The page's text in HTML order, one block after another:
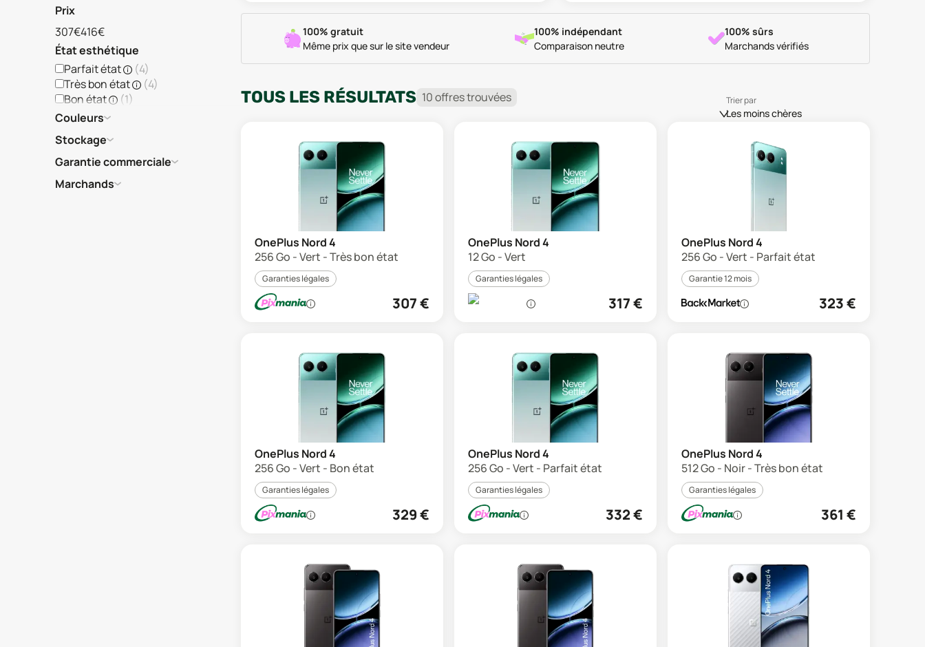
Prix
307€416€
État esthétique
Parfait état
(4)
Très bon état
(4)
Bon état
(1)
Couleurs
Stockage
Garantie commerciale
Marchands
100% gratuit
Même prix que sur le site vendeur
100% indépendant
Comparaison neutre
100% sûrs
Marchands vérifiés
TOUS LES RÉSULTATS 10offrestrouvées Trier par
Les moins chères
OnePlus Nord 4
256 Go - Vert - Très bon état
Garanties légales
307€
OnePlus Nord 4
12 Go - Vert
Garanties légales
317€
OnePlus Nord 4
256 Go - Vert - Parfait état
Garantie 12 mois
323€
OnePlus Nord 4
256 Go - Vert - Bon état
Garanties légales
329€
OnePlus Nord 4
256 Go - Vert - Parfait état
Garanties légales
332€
OnePlus Nord 4
512 Go - Noir - Très bon état
Garanties légales
361 €